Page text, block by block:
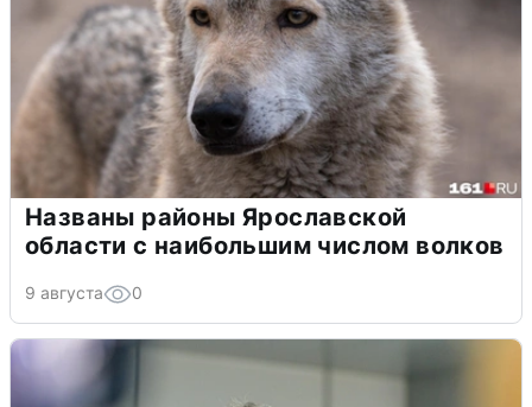
Названы районы Ярославской
области с наибольшим числом волков
9 августа 0